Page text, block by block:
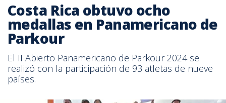
Costa Rica obtuvo ocho
medallas en Panamericano de
Parkour
El II Abierto Panamericano de Parkour 2024 se
realizó con la participación de 93 atletas de nueve
países.